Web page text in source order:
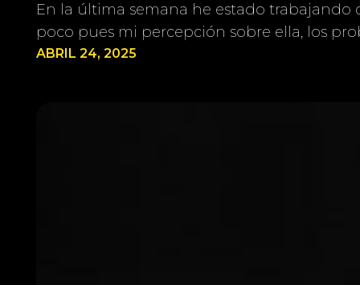
En la última semana he estado
poco pues mi percepción sobre ella, los
ABRIL 24, 2025